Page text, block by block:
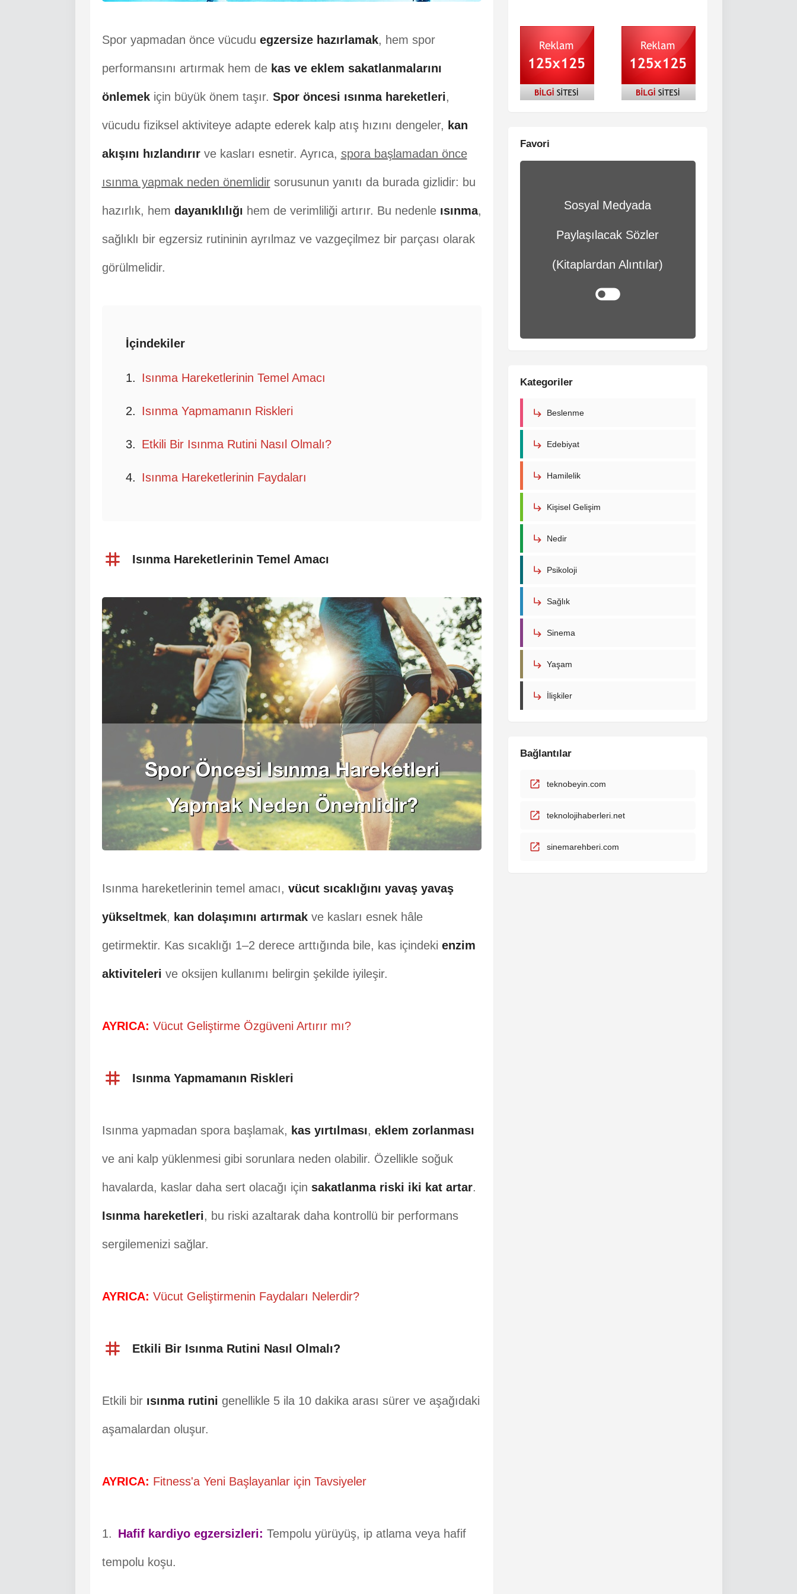
Spor yapmadan önce vücudu egzersize hazırlamak, hem spor
performansını artırmak hem de kas ve eklem sakatlanmalarını
önlemekiçin büyük önem taşır. Spor öncesi ısınma hareketleri,
vücudu fiziksel aktiviteye adapte ederek kalp atış hızını dengeler, kan
akışını hızlandırırve kasları esnetir. Ayrıca, spora başlamadan önce
ısınma yapmak neden önemlidirsorusunun yanıtı da burada gizlidir: bu
hazırlık, hem dayanıklılığı hem de verimliliği artırır. Bu nedenle ısınma,
sağlıklı bir egzersiz rutininin ayrılmaz ve vazgeçilmez bir parçası olarak
görülmelidir.
İçindekiler
Isınma Hareketlerinin Temel Amacı
Isınma Yapmamanın Riskleri
Etkili Bir Isınma Rutini Nasıl Olmalı?
Isınma Hareketlerinin Faydaları
Isınma Hareketlerinin Temel Amacı
Isınma hareketlerinin temel amacı, vücut sıcaklığını yavaş yavaş
yükseltmek, kan dolaşımını artırmakve kasları esnek hâle
getirmektir. Kas sıcaklığı 1–2 derece arttığında bile, kas içindeki enzim
aktiviteleri ve oksijen kullanımı belirgin şekilde iyileşir.
AYRICA: Vücut Geliştirme Özgüveni Artırır mı?
Isınma Yapmamanın Riskleri
Isınma yapmadan spora başlamak, kas yırtılması, eklem zorlanması
ve ani kalp yüklenmesi gibi sorunlara neden olabilir. Özellikle soğuk
havalarda, kaslar daha sert olacağı için sakatlanma riski iki kat artar.
Isınma hareketleri, bu riski azaltarak daha kontrollü bir performans
sergilemenizi sağlar.
AYRICA: Vücut Geliştirmenin Faydaları Nelerdir?
Etkili Bir Isınma Rutini Nasıl Olmalı?
Etkili bir ısınma rutini genellikle 5 ila 10 dakika arası sürer ve aşağıdaki
aşamalardan oluşur.
AYRICA: Fitness'a Yeni Başlayanlar için Tavsiyeler
Hafif kardiyo egzersizleri: Tempolu yürüyüş, ip atlama veya hafif
tempolu koşu.
Favori
Sosyal Medyada
Paylaşılacak Sözler
(Kitaplardan Alıntılar)
Kategoriler
Beslenme
Edebiyat
Hamilelik
Kişisel Gelişim
Nedir
Psikoloji
Sağlık
Sinema
Yaşam
İlişkiler
Bağlantılar
teknobeyin.com
teknolojihaberleri.net
sinemarehberi.com